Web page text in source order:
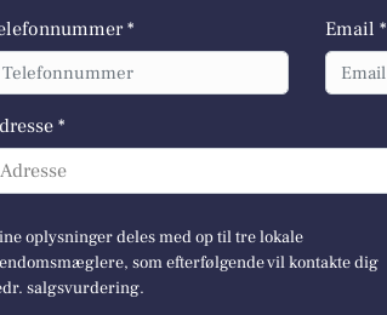
* Email *
*
Adresse
oplysninger deles med op til tre lokale
som efterfølgende vil kontakte dig
salgsvurdering.